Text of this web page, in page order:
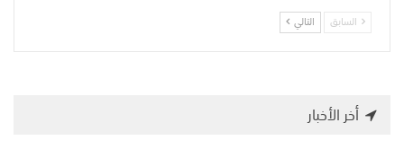
السابق التالي
أخر الأخبار